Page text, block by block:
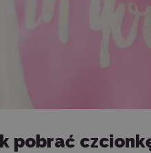
pobrać